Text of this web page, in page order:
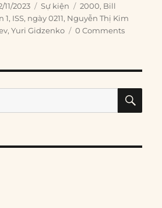
11/2023 Categories
Sự kiện Tags
2000, Bill
1, ISS, ngày 0211, Nguyễn Thị Kim
,Yuri Gidzenko 0 Comments